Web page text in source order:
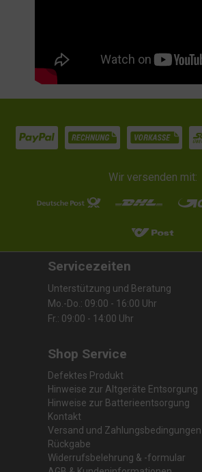
Wir versenden mit:
Servicezeiten
Unterstützung und Beratung
Mo.-Do.: 09:00 - 16:00 Uhr
Fr.: 09:00 - 14:00 Uhr
Shop Service
Defektes Produkt
Hinweise zur Altgeräte Entsorgung
Hinweise zur Batterieentsorgung
Kontakt
Versand und Zahlungsbedingungen
Rückgabe
Widerrufsbelehrung & -formular